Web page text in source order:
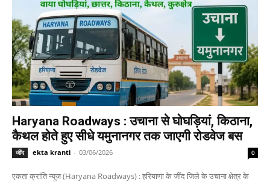
Haryana Roadways : उचाना से घोघड़ियां, किठाना,
कैथल होते हुए सीधे यमुनानगर तक जाएगी रोडवेज बस
जींद ekta kranti - 03/06/2026 0
एकता क्रांति न्यूज (Haryana Roadways) : हरियाणा के जींद जिले के उचाना क्षेत्र के